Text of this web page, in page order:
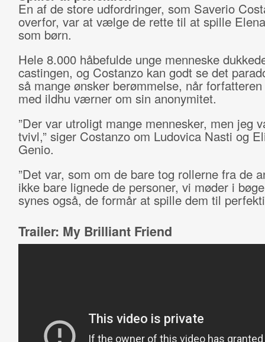
En af de store udfordringer, som Saverio
overfor, var at vælge de rette til at spille
som børn.
Hele 8.000 håbefulde unge menneske
castingen, og Costanzo kan godt se det
så mange ønsker berømmelse, når
med ildhu værner om sin anonymitet.
”Der var utroligt mange mennesker, men jeg
tvivl,” siger Costanzo om Ludovica Nasti og
Genio.
”Det var, som om de bare tog rollerne fra de
ikke bare lignede de personer, vi møder i
synes også, de formår at spille dem til
Trailer: My Brilliant Friend